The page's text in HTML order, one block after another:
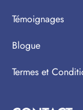
Témoignages
Blogue
Termes et